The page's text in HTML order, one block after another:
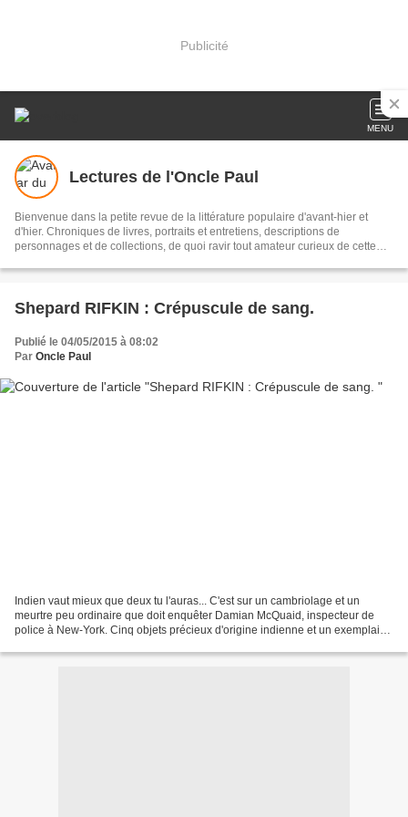
Publicité
MENU
Lectures de l'Oncle Paul
Bienvenue dans la petite revue de la littérature populaire d'avant-hier et
d'hier. Chroniques de livres, portraits et entretiens, descriptions de
personnages et de collections, de quoi ravir tout amateur curieux de cette
Roland Sadaune, artiste peintre, romancier, nouvelliste et cinéphile averti.
Shepard RIFKIN : Crépuscule de sang.
Publié le 04/05/2015 à 08:02
Par Oncle Paul
Indien vaut mieux que deux tu l'auras... C'est sur un cambriolage et un
meurtre peu ordinaire que doit enquêter Damian McQuaid, inspecteur de
police à New-York. Cinq objets précieux d'origine indienne et un exemplaire